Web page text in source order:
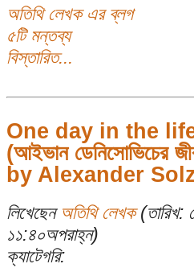
অতিথি লেখক এর ব্লগ
৫টি মন্তব্য
বিস্তারিত...
One day in the
(আইভান ডেনিসোভিচের
by Alexander
লিখেছেন অতিথি লেখক(তারিখ:
১১:৪০অপরাহ্ন)
ক্যাটেগরি: